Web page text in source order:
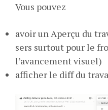
Vous pouvez
avoir un Aperçu du
sers surtout pour le
l’avancement visuel)
afficher le diff du